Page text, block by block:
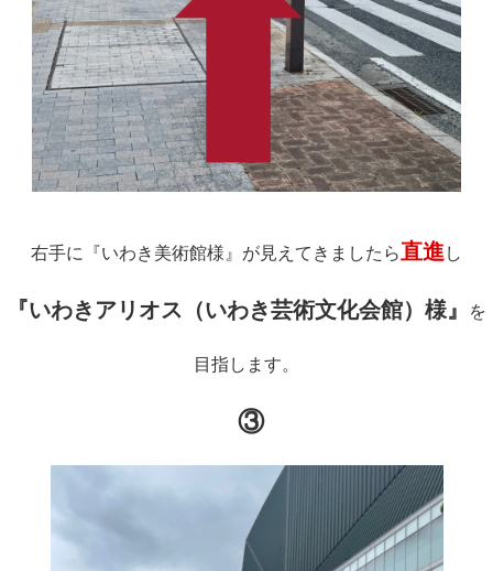
右手に『いわき美術館様』が見えてきましたら直進 し
『いわきアリオス（いわき芸術文化会館）様』 を
目指します。
③